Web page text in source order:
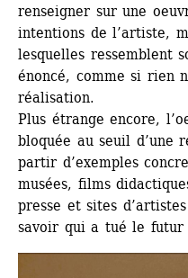
renseigner sur une
intentions de l’artiste,
lesquelles ressemblent
énoncé, comme si rien
réalisation.
Plus étrange encore,
bloquée au seuil d’une
partir d’exemples
musées, films
presse et sites
savoir qui a tué le futur